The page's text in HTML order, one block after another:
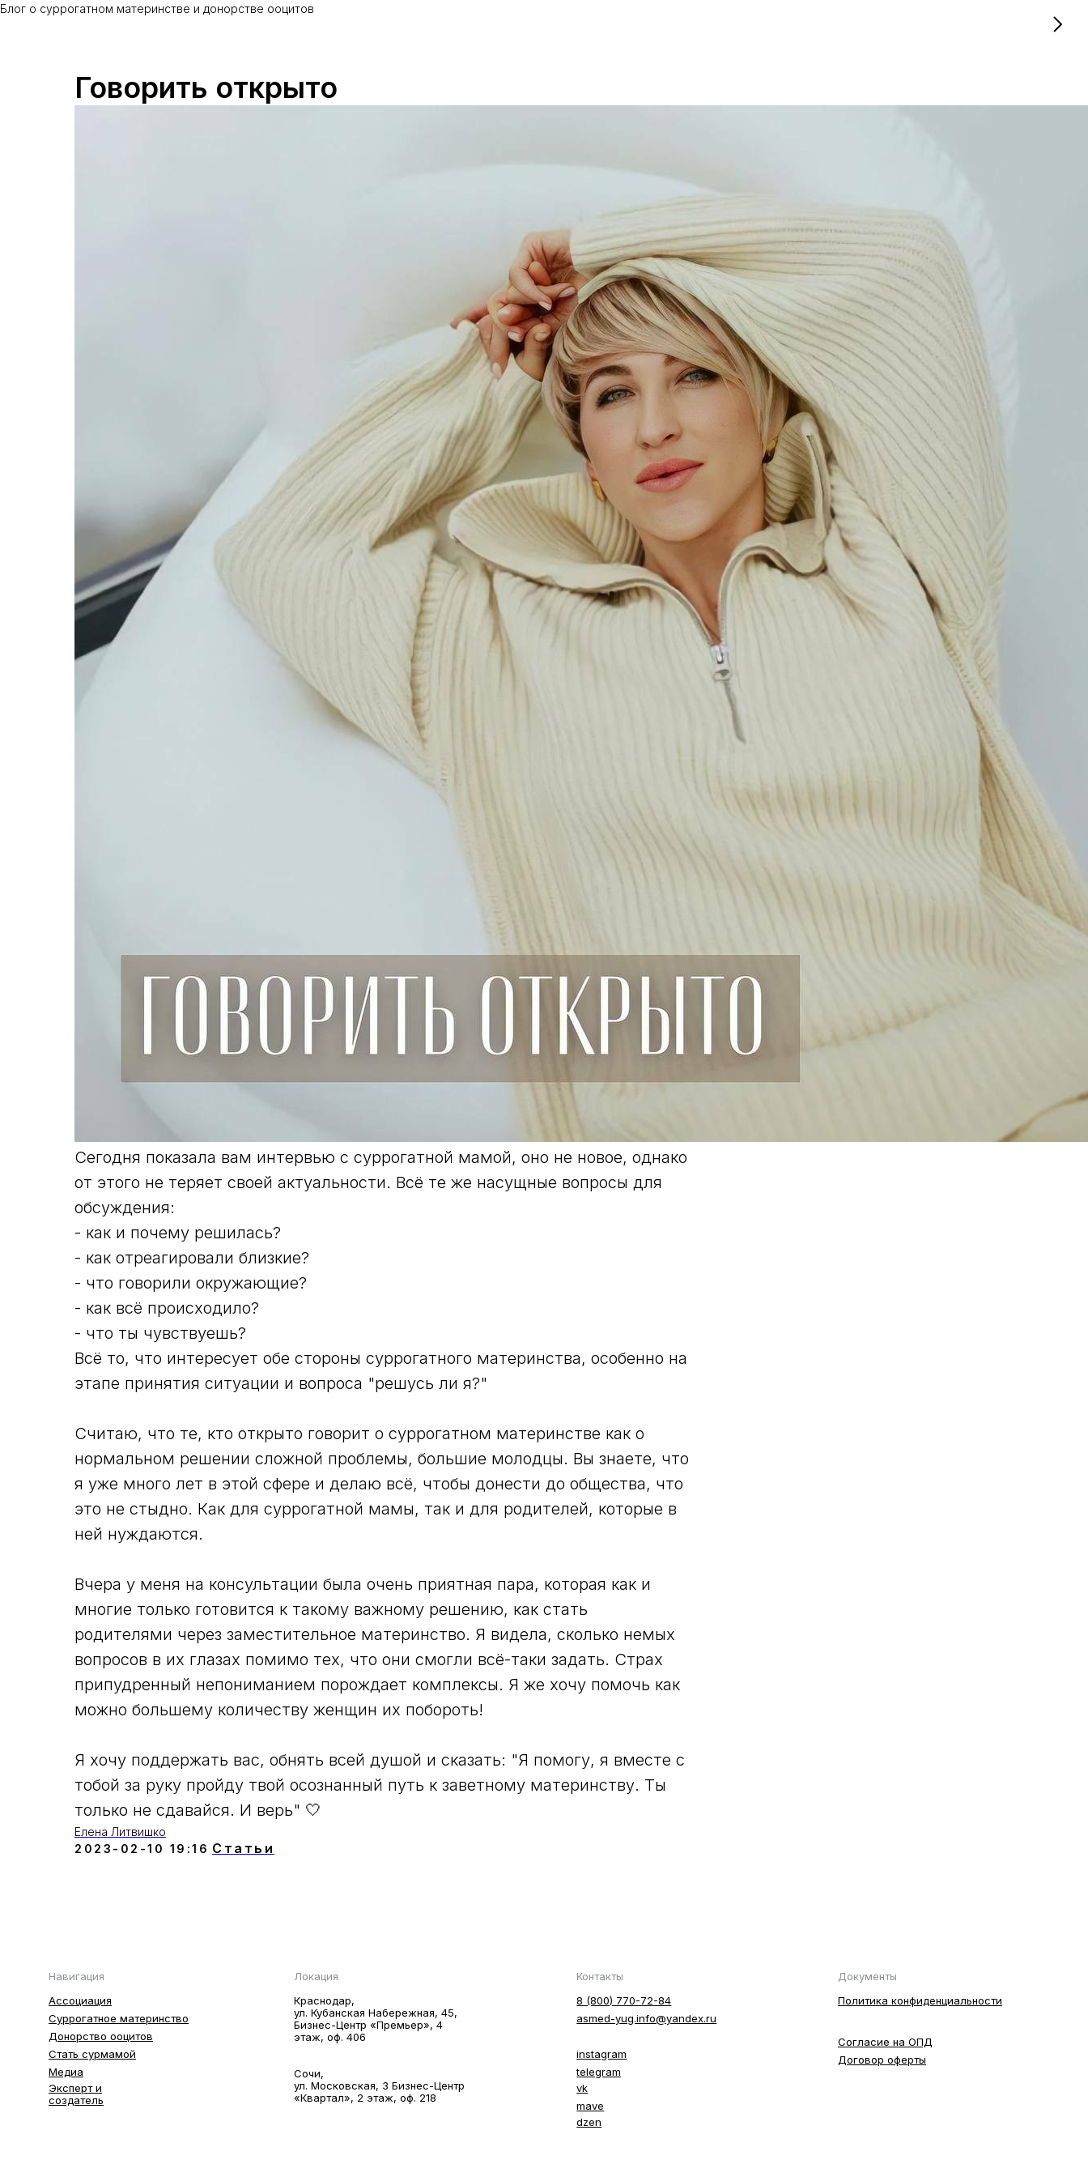
Блог о суррогатном материнстве и донорстве ооцитов
Говорить открыто
Сегодня показала вам интервью с суррогатной мамой, оно не новое, однако
от этого не теряет своей актуальности. Всё те же насущные вопросы для
обсуждения:
- как и почему решилась?
- как отреагировали близкие?
- что говорили окружающие?
- как всё происходило?
- что ты чувствуешь?
Всё то, что интересует обе стороны суррогатного материнства, особенно на
этапе принятия ситуации и вопроса "решусь ли я?"
Считаю, что те, кто открыто говорит о суррогатном материнстве как о
нормальном решении сложной проблемы, большие молодцы. Вы знаете, что
я уже много лет в этой сфере и делаю всё, чтобы донести до общества, что
это не стыдно. Как для суррогатной мамы, так и для родителей, которые в
ней нуждаются.
Вчера у меня на консультации была очень приятная пара, которая как и
многие только готовится к такому важному решению, как стать
родителями через заместительное материнство. Я видела, сколько немых
вопросов в их глазах помимо тех, что они смогли всё-таки задать. Страх
припудренный непониманием порождает комплексы. Я же хочу помочь как
можно большему количеству женщин их побороть!
Я хочу поддержать вас, обнять всей душой и сказать: "Я помогу, я вместе с
тобой за руку пройду твой осознанный путь к заветному материнству. Ты
только не сдавайся. И верь" 🤍
Елена Литвишко
2023-02-10 19:16 Статьи
Договор оферты
Согласие на ОПД
Политика конфиденциальности
Документы
instagram
dzen
mave
vk
telegram
asmed-yug.info@yandex.ru
8 (800) 770-72-84
Контакты
Сочи,
ул. Московская, 3 Бизнес-Центр
«Квартал», 2 этаж, оф. 218
Краснодар,
ул. Кубанская Hабережная, 45,
Бизнес-Центр «Премьер», 4
этаж, оф. 406
Локация
Эксперт и
создатель
Медиа
Стать сурмамой
Донорство ооцитов
Суррогатное материнство
Ассоциация
Навигация